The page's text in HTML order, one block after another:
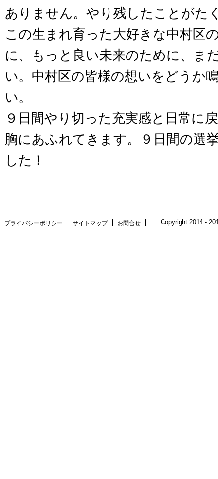
ありません。やり残したことがた
この生まれ育った大好きな中村区
に、もっと良い未来のために、ま
い。中村区の皆様の想いをどうか
い。
９日間やり切った充実感と日常に
胸にあふれてきます。９日間の選
した！
プライバシーポリシー サイトマップ お問合せ Copyright 2014 -